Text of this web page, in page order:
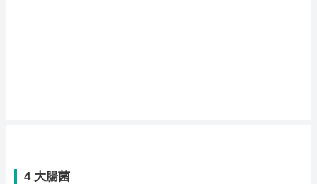
4 大腸菌